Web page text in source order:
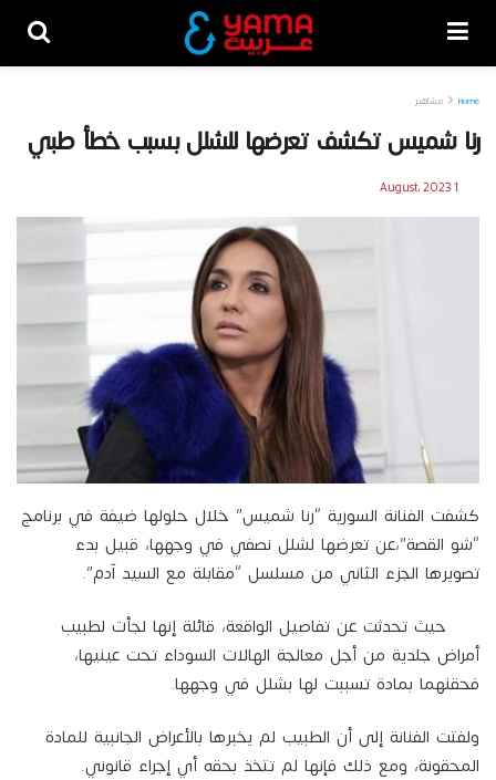
Home مشاهير
رنا شميس تكشف تعرضها للشلل بسبب خطأ طبي
1 August، 2023
كشفت الفنانة السورية “رنا شميس” خلال حلولها ضيفة في برنامج
“شو القصة”،عن تعرضها لشلل نصفي في وجهها، قبيل بدء
تصويرها الجزء الثاني من مسلسل “مقابلة مع السيد آدم”.
حيث تحدثت عن تفاصيل الواقعة، قائلة إنها لجأت لطبيب
أمراض جلدية من أجل معالجة الهالات السوداء تحت عينيها،
فحقنهما بمادة تسببت لها بشلل في وجهها.
ولفتت الفنانة إلى أن الطبيب لم يخبرها بالأعراض الجانبية للمادة
المحقونة، ومع ذلك فإنها لم تتخذ بحقه أي إجراء قانوني.